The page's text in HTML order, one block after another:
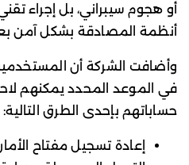
أو هجوم سيبراني، بل إجراء
أنظمة المصادقة بشكل آمن
وأضافت الشركة أن
في الموعد المحدد يمكنهم
حساباتهم بإحدى الطرق التالية:
إعادة تسجيل مفتاح